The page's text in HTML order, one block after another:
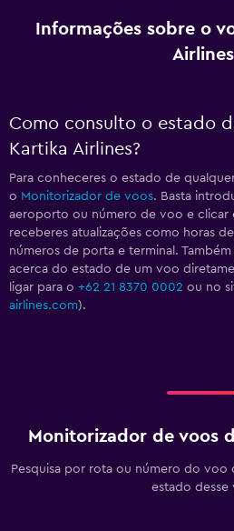
Informações sobre o
Airlines
Como consulto o estado
Kartika Airlines?
Para conheceres o estado de
o Monitorizador de voos. Basta
aeroporto ou número de voo e clicar
receberes atualizações como horas
números de porta e terminal.
acerca do estado de um voo
ligar para o +62 21 8370 0002 ou no
airlines.com).
Monitorizador de voos
Pesquisa por rota ou número do voo
estado desse